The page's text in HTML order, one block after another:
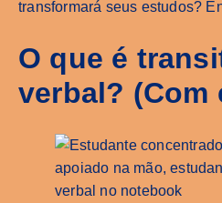
transformará seus estudos?
O que é
verbal? (Com